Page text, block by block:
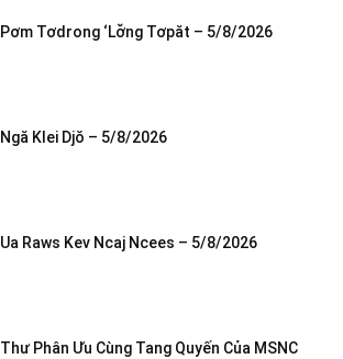
Pơm Tơdrong ‘Lơ̆ng Tơpăt – 5/8/2026
Ngă Klei Djŏ – 5/8/2026
Ua Raws Kev Ncaj Ncees – 5/8/2026
Thư Phân Ưu Cùng Tang Quyến Của MSNC